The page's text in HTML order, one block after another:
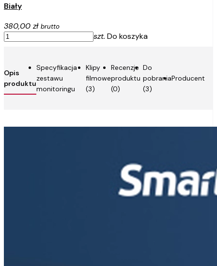
Biały
380,00 zł brutto
szt. Do koszyka
Opis
produktu
Do
pobrania
(3)
Specyfikacja
zestawu
monitoringu
Producent
Klipy
filmowe
(3)
Recenzje
produktu
(0)